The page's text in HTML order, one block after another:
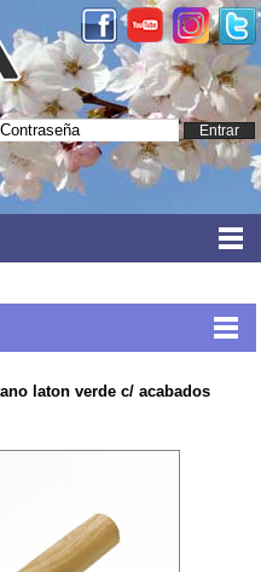
Entrar
laton verde c/ acabados